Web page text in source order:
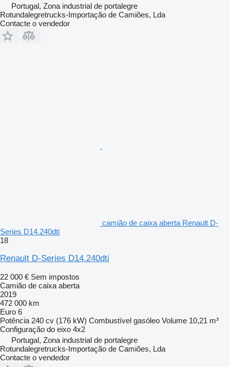
Portugal, Zona industrial de portalegre
Rotundalegretrucks-Importação de Camiões, Lda
Contacte o vendedor
camião de caixa aberta Renault D-
Series D14.240dti
18
Renault D-Series D14.240dti
22 000 € Sem impostos
Camião de caixa aberta
2019
472 000 km
Euro 6
Potência 240 cv (176 kW) Combustível gasóleo Volume 10,21 m³
Configuração do eixo 4x2
Portugal, Zona industrial de portalegre
Rotundalegretrucks-Importação de Camiões, Lda
Contacte o vendedor